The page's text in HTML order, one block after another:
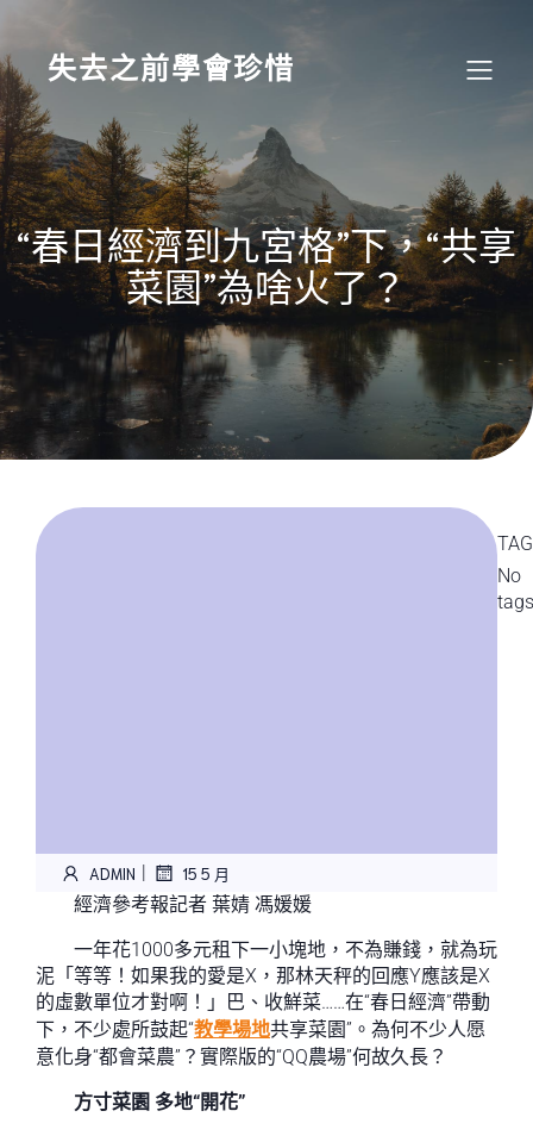
content
失去之前學會珍惜
“春日經濟到九宮格”下，“共享
菜園”為啥火了？
ADMIN | 15 5 月
經濟參考報記者 葉婧 馮媛媛
一年花1000多元租下一小塊地，不為賺錢，就為玩
泥「等等！如果我的愛是X，那林天秤的回應Y應該是X
的虛數單位才對啊！」巴、收鮮菜……在“春日經濟”帶動
下，不少處所鼓起“教學場地共享菜園”。為何不少人愿
意化身“都會菜農”？實際版的“QQ農場”何故久長？
方寸菜園 多地“開花”
No
tags